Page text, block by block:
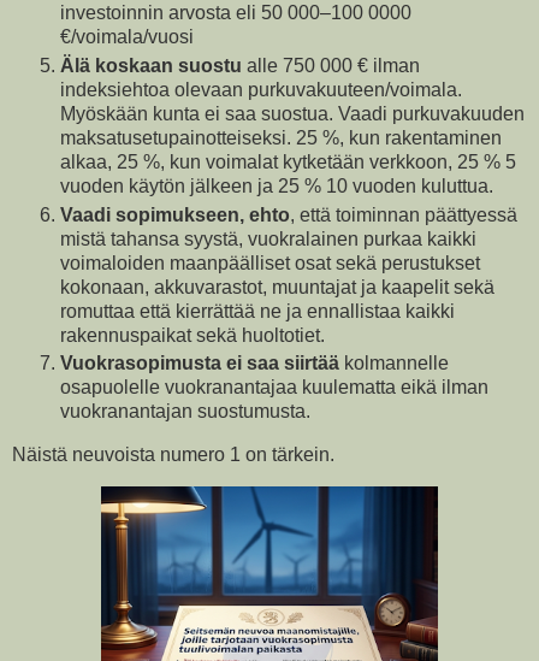
investoinnin arvosta eli 50 000–100 0000
€/voimala/vuosi
Älä koskaan suostu alle 750 000 € ilman
indeksiehtoa olevaan purkuvakuuteen/voimala.
Myöskään kunta ei saa suostua. Vaadi purkuvakuuden
maksatusetupainotteiseksi. 25 %, kun rakentaminen
alkaa, 25 %, kun voimalat kytketään verkkoon, 25 % 5
vuoden käytön jälkeen ja 25 % 10 vuoden kuluttua.
Vaadi sopimukseen, ehto, että toiminnan päättyessä
mistä tahansa syystä, vuokralainen purkaa kaikki
voimaloiden maanpäälliset osat sekä perustukset
kokonaan, akkuvarastot, muuntajat ja kaapelit sekä
romuttaa että kierrättää ne ja ennallistaa kaikki
rakennuspaikat sekä huoltotiet.
Vuokrasopimusta ei saa siirtää kolmannelle
osapuolelle vuokranantajaa kuulematta eikä ilman
vuokranantajan suostumusta.
Näistä neuvoista numero 1 on tärkein.